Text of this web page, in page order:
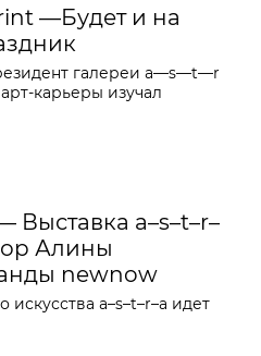
—Будет и на
галереи a—s—t—r
карьеры изучал
Выставка a–s–t–r–
Алины
newnow
a–s–t–r–a идет